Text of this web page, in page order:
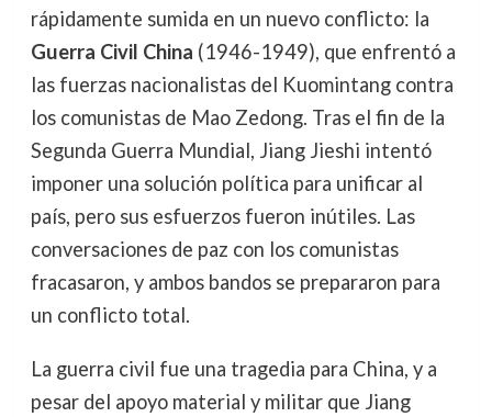
rápidamente sumida en un nuevo conflicto: la
Guerra Civil China (1946-1949), que enfrentó a
las fuerzas nacionalistas del Kuomintang contra
los comunistas de Mao Zedong. Tras el fin de la
Segunda Guerra Mundial, Jiang Jieshi intentó
imponer una solución política para unificar al
país, pero sus esfuerzos fueron inútiles. Las
conversaciones de paz con los comunistas
fracasaron, y ambos bandos se prepararon para
un conflicto total.
La guerra civil fue una tragedia para China, y a
pesar del apoyo material y militar que Jiang